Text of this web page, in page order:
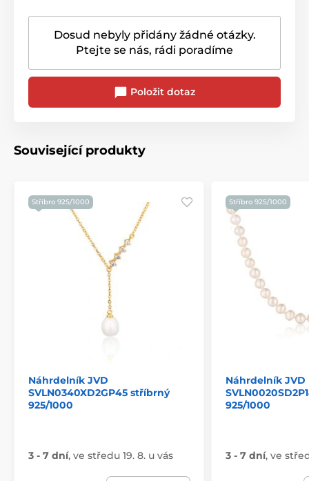
Dosud nebyly přidány žádné otázky.
Ptejte se nás, rádi poradíme
Položit dotaz
Související produkty
Stříbro 925/1000
Náhrdelník JVD
SVLN0340XD2GP45 stříbrný
925/1000
3 - 7 dní, ve středu 19. 8. u vás
Stříbro 925/1000
Náhrdelník JVD
925/1000
3 - 7 dní, ve